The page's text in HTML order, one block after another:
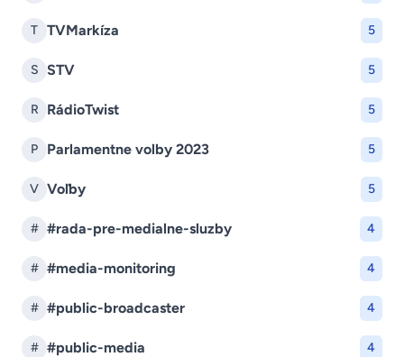
T TVMarkíza 5
S STV 5
R RádioTwist 5
P Parlamentne volby 2023 5
V Voľby 5
# #rada-pre-medialne-sluzby 4
# #media-monitoring 4
# #public-broadcaster 4
# #public-media 4